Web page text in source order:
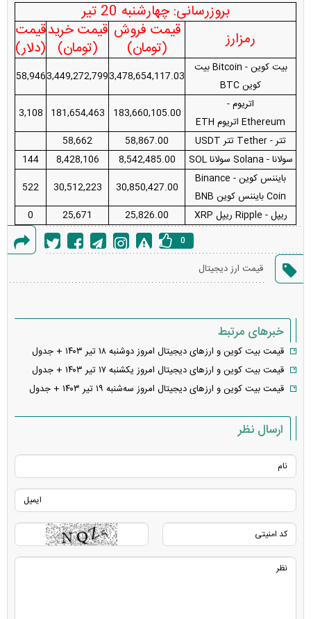
بروزرسانی: چهارشنبه 20 تیر
رمزارز
قیمت فروش
(تومان)
قیمت خرید
(تومان)
قیمت
(دلار)
بیت کوین - Bitcoin بیت
کوین BTC
3,478,654,117.03
3,449,272,799
58,946
اتریوم -
Ethereum اتریوم ETH
183,660,105.00
181,654,463
3,108
تتر - Tether تتر USDT
58,867.00
58,662
سولانا - Solana سولانا SOL
8,542,485.00
8,428,106
144
بایننس کوین - Binance
Coin بایننس کوین BNB
30,850,427.00
30,512,223
522
ریپل - Ripple ریپل XRP
25,826.00
25,671
0
خطا
0
قیمت ارز دیجیتال
خبرهای مرتبط
قیمت بیت کوین و ارز‌های دیجیتال امروز دوشنبه ۱۸ تیر ۱۴۰۳ + جدول
قیمت بیت کوین و ارز‌های دیجیتال امروز یکشنبه ۱۷ تیر ۱۴۰۳ + جدول
قیمت بیت کوین و ارز‌های دیجیتال امروز سه‌شنبه ۱۹ تیر ۱۴۰۳ + جدول
ارسال نظر